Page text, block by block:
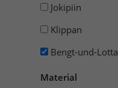
Jokipiin
Klippan
Bengt-und-Lotta
Material